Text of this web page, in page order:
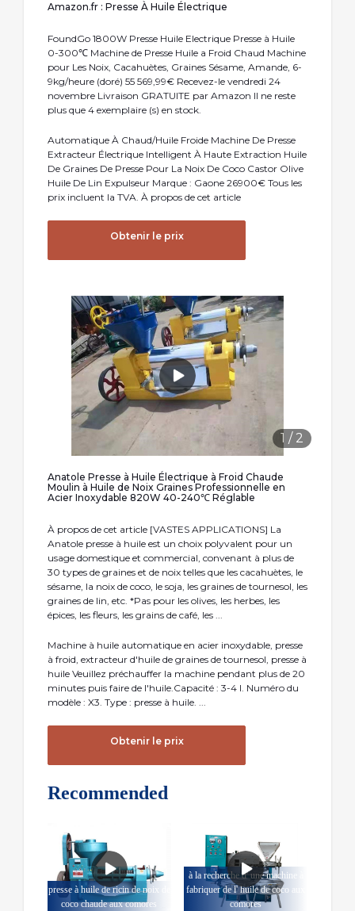
Amazon.fr : Presse À Huile Électrique
FoundGo 1800W Presse Huile Electrique Presse à Huile
0-300℃ Machine de Presse Huile a Froid Chaud Machine
pour Les Noix, Cacahuètes, Graines Sésame, Amande, 6-
9kg/heure (doré) 55 569,99€ Recevez-le vendredi 24
novembre Livraison GRATUITE par Amazon Il ne reste
plus que 4 exemplaire (s) en stock.
Automatique À Chaud/Huile Froide Machine De Presse
Extracteur Électrique Intelligent À Haute Extraction Huile
De Graines De Presse Pour La Noix De Coco Castor Olive
Huile De Lin Expulseur Marque : Gaone 26900€ Tous les
prix incluent la TVA. À propos de cet article
Obtenir le prix
1 / 2
Anatole Presse à Huile Électrique à Froid Chaude
Moulin à Huile de Noix Graines Professionnelle en
Acier Inoxydable 820W 40-240℃ Réglable
À propos de cet article [VASTES APPLICATIONS] La
Anatole presse à huile est un choix polyvalent pour un
usage domestique et commercial, convenant à plus de
30 types de graines et de noix telles que les cacahuètes, le
sésame, la noix de coco, le soja, les graines de tournesol, les
graines de lin, etc. *Pas pour les olives, les herbes, les
épices, les fleurs, les grains de café, les ...
Machine à huile automatique en acier inoxydable, presse
à froid, extracteur d'huile de graines de tournesol, presse à
huile Veuillez préchauffer la machine pendant plus de 20
minutes puis faire de l'huile.Capacité : 3-4 l. Numéro du
modèle : X3. Type : presse à huile. ...
Obtenir le prix
Recommended
presse à huile de ricin de noix de
coco chaude aux comores
à la recherche d' une machine à
fabriquer de l' huile de coco aux
comores